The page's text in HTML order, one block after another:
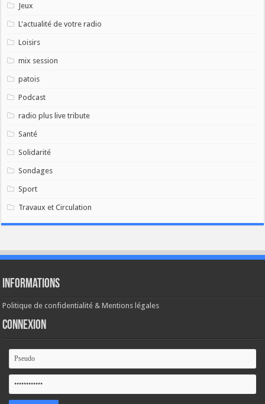
Jeux
L'actualité de votre radio
Loisirs
mix session
patois
Podcast
radio plus live tribute
Santé
Solidarité
Sondages
Sport
Travaux et Circulation
Informations
Politique de confidentialité & Mentions légales
Connexion